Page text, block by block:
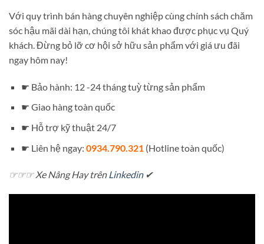
Với quy trình bán hàng chuyên nghiệp cùng chính sách chăm
sóc hậu mãi dài hạn, chúng tôi khát khao được phục vụ Quý
khách. Đừng bỏ lỡ cơ hội sở hữu sản phẩm với giá ưu đãi
ngay hôm nay!
☛ Bảo hành: 12 -24 tháng tuỳ từng sản phẩm
☛ Giao hàng toàn quốc
☛ Hỗ trợ kỹ thuật 24/7
☛ Liên hệ ngay: 0934.790.321 (Hotline toàn quốc)
☞☞☞ Xe Nâng Hay trênLinkedin✔